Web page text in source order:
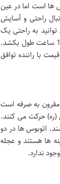
ها است اما در عین
راحتی و آسایش
به راحتی یک
تاکسی رزرو کنید. فاصله بین دو فرودگاه حدود 50 کیلومتر است و بسته به ترافیک ممکن است بین 45 دقیقه تا 1.5 ساعت طول بکشد.
با راننده توافق
مقرون به صرفه است
فرودگاه امام خمینی (ره) حرکت می کنند.
اتوبوس ها در دو
ها هستند و عجله
ندارد.